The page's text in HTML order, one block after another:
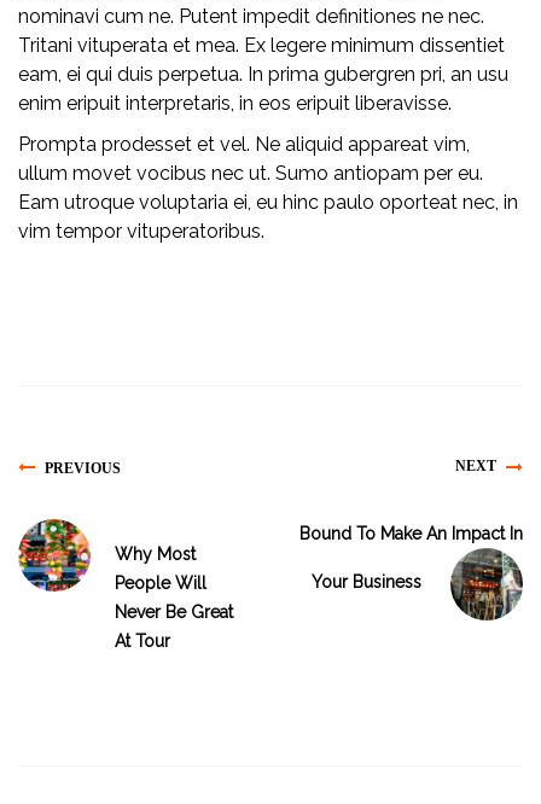
nominavi cum ne. Putent impedit definitiones ne nec.
Tritani vituperata et mea. Ex legere minimum dissentiet
eam, ei qui duis perpetua. In prima gubergren pri, an usu
enim eripuit interpretaris, in eos eripuit liberavisse.
Prompta prodesset et vel. Ne aliquid appareat vim,
ullum movet vocibus nec ut. Sumo antiopam per eu.
Eam utroque voluptaria ei, eu hinc paulo oporteat nec, in
vim tempor vituperatoribus.
PREVIOUS NEXT
Why Most
People Will
Never Be Great
At Tour
Bound To Make An Impact In
Your Business